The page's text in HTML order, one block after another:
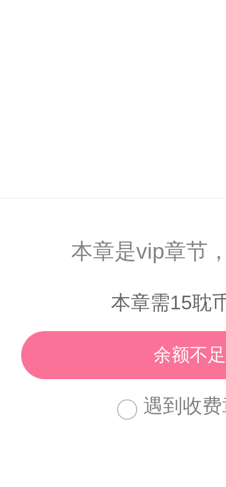
本章是vip章节
本章需15耽
余额不
遇到收